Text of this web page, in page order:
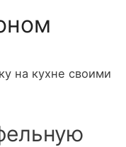
на кухне своими